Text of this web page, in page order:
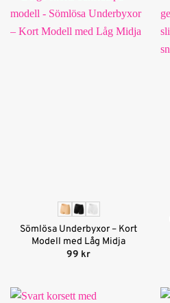
Sömlösa Underbyxor – Kort
Modell med Låg Midja
99 kr